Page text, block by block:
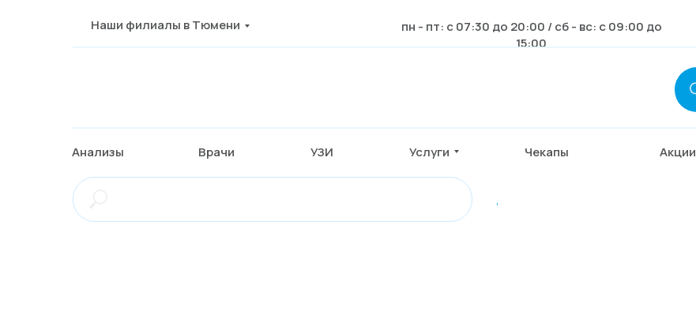
Наши филиалы в Тюмени
пн - пт: с 07:30 до 20:00 / сб - вс: с 09:00 до
15:00
Акции
Анализы Врачи УЗИ Услуги Чекапы
,